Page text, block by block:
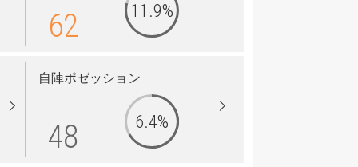
62 11.9%
自陣ポゼッション
48 6.4%